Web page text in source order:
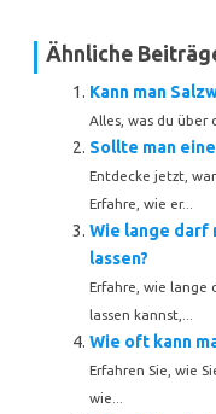
Ähnliche
Kann man
Alles, was du über
Sollte man
Entdecke jetzt,
Erfahre, wie er...
Wie lange darf
lassen?
Erfahre, wie lange
lassen kannst,...
Wie oft kann
Erfahren Sie, wie
wie...